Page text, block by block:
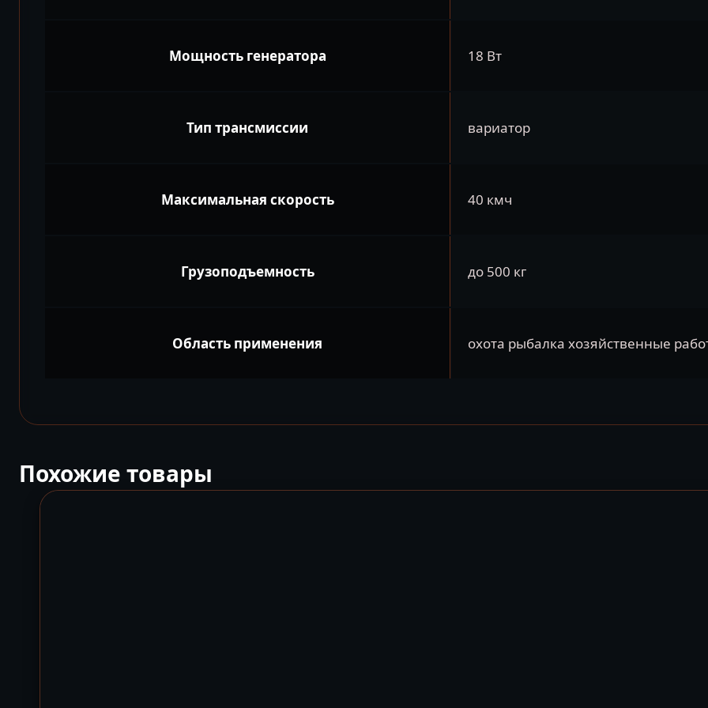
Мощность генератора 18 Вт
Тип трансмиссии вариатор
Максимальная скорость 40 кмч
Грузоподъемность до 500 кг
Область применения охота рыбалка хозяйственные
Похожие товары